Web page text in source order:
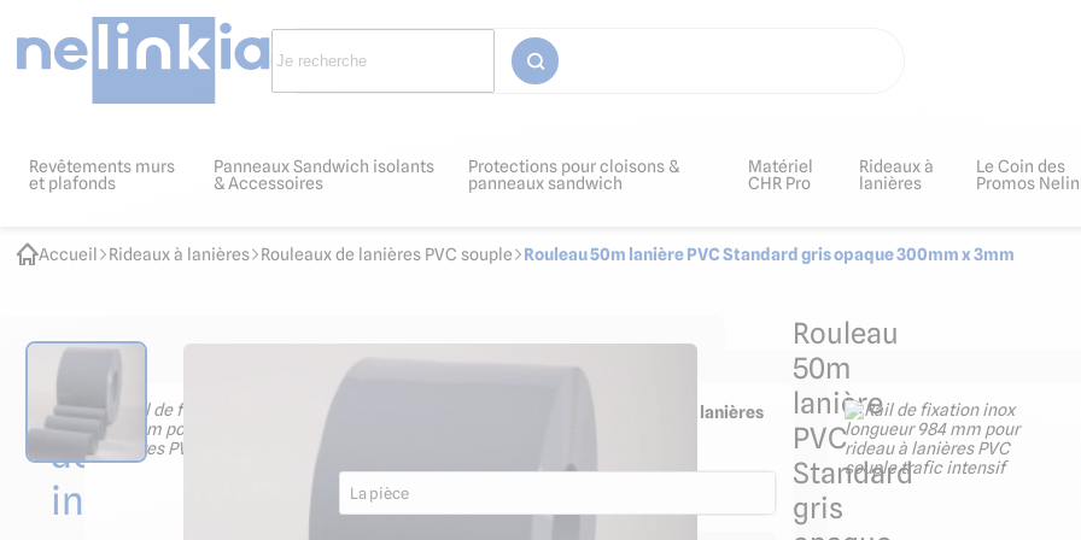
Revêtements murs
et plafonds
Panneaux Sandwich isolants
& Accessoires
Protections pour cloisons &
panneaux sandwich
Matériel
CHR Pro
Rideaux à
lanières
Le Coin des
Promos
Accueil Rideaux à lanières Rouleaux de lanières PVC souple Rouleau 50m lanière PVC Standard gris opaque 300mm x 3mm
Rouleau
50m
lanière
PVC
Standard
gris
Les
accessoires
indispensables
Rail de fixation longueur 610 mm pour rideau à lanières
La pièce